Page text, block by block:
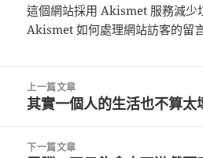
這個網站採用 Akismet 服務減少
Akismet 如何處理網站訪客的留
上一篇文章
上
篇
其實一個人的生活也不算太
下一篇文章